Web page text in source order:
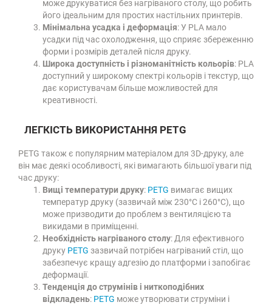
може друкуватися без нагріваного столу, що робить
його ідеальним для простих настільних принтерів.
Мінімальна усадка і деформація: У PLA мало
усадки під час охолодження, що сприяє збереженню
форми і розмірів деталей після друку.
Широка доступність і різноманітність кольорів: PLA
доступний у широкому спектрі кольорів і текстур, що
дає користувачам більше можливостей для
креативності.
ЛЕГКІСТЬ ВИКОРИСТАННЯ PETG
PETG також є популярним матеріалом для 3D-друку, але
він має деякі особливості, які вимагають більшої уваги під
час друку:
Вищі температури друку: PETG вимагає вищих
температур друку (зазвичай між 230°C і 260°C), що
може призводити до проблем з вентиляцією та
викидами в приміщенні.
Необхідність нагріваного столу: Для ефективного
друку PETG зазвичай потрібен нагріваний стіл, що
забезпечує кращу адгезію до платформи і запобігає
деформації.
Тенденція до струмінів і ниткоподібних
відкладень: PETG може утворювати струміни і